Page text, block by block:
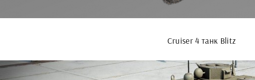
Cruiser 4 танк Blitz